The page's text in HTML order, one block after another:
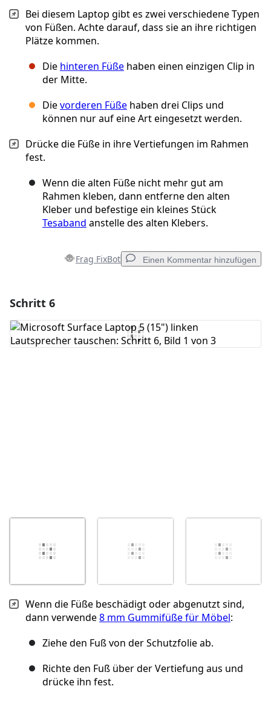
Bei diesem Laptop gibt es zwei verschiedene Typen
von Füßen. Achte darauf, dass sie an ihre richtigen
Plätze kommen.
Die hinteren Füße haben einen einzigen Clip in
der Mitte.
Dievorderen Füße haben drei Clips und
können nur auf eine Art eingesetzt werden.
Drücke die Füße in ihre Vertiefungen im Rahmen
fest.
Wenn die alten Füße nicht mehr gut am
Rahmen kleben, dann entferne den alten
Kleber und befestige ein kleines Stück
Tesaband anstelle des alten Klebers.
Frag FixBot Einen Kommentar hinzufügen
Kommentar hinzufügen
Schritt 6
Wenn die Füße beschädigt oder abgenutzt sind,
dann verwende8 mm Gummifüße für Möbel:
Ziehe den Fuß von der Schutzfolie ab.
Richte den Fuß über der Vertiefung aus und
drücke ihn fest.